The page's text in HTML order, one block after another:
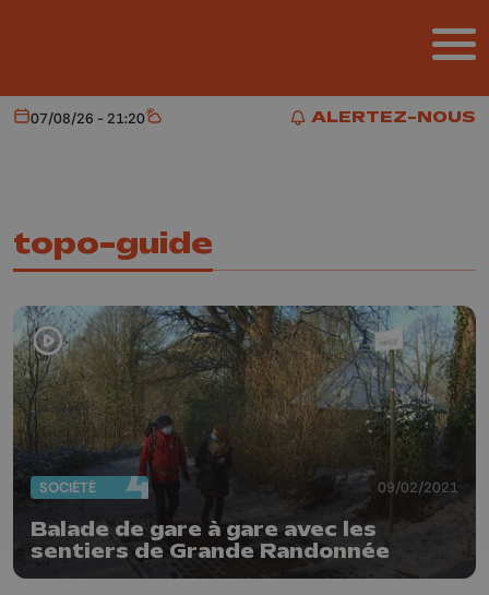
ALERTEZ-NOUS
ALERTEZ-NOUS
Aujourd'hui
07/08/26 - 21:20 Météo
topo-guide
SOCIÉTÉ 09/02/2021
Balade de gare à gare avec les
sentiers de Grande Randonnée